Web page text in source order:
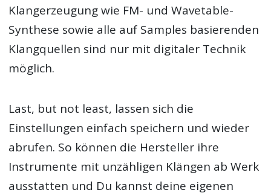
Klangerzeugung wie FM- und Wavetable-
Synthese sowie alle auf Samples basierenden
Klangquellen sind nur mit digitaler Technik
möglich.
Last, but not least, lassen sich die
Einstellungen einfach speichern und wieder
abrufen. So können die Hersteller ihre
Instrumente mit unzähligen Klängen ab Werk
ausstatten und Du kannst deine eigenen